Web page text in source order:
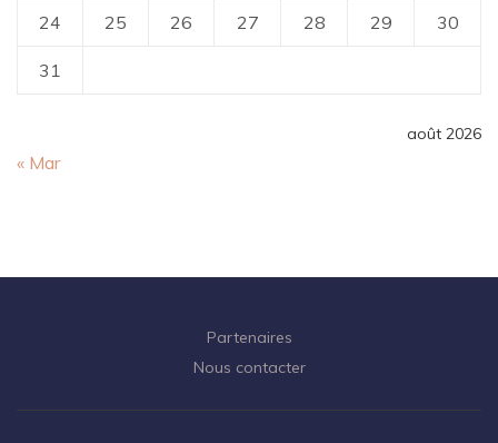
août 2026
24 25 26 27 28 29 30
31
« Mar
Partenaires
Nous contacter